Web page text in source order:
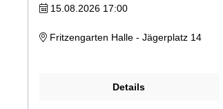
15.08.2026 17:00
Fritzengarten Halle - Jägerplatz 14
Details